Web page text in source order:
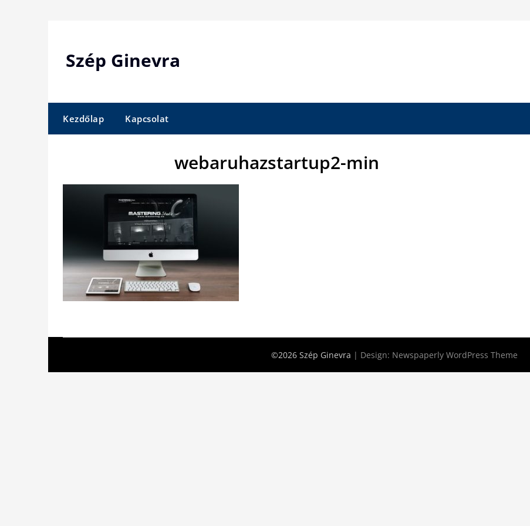
Szép Ginevra
Kezdőlap Kapcsolat
webaruhazstartup2-min
©2026 Szép Ginevra | Design: Newspaperly WordPress Theme